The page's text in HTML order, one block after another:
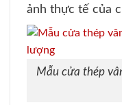
ảnh thực tế của
Mẫu cửa thép